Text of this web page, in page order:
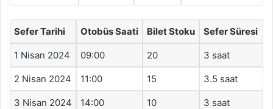
Sefer Tarihi Otobüs Saati Bilet Stoku Sefer Süresi
1 Nisan 2024 09:00 20 3 saat
2 Nisan 2024 11:00 15 3.5 saat
3 Nisan 2024 14:00 10 3 saat